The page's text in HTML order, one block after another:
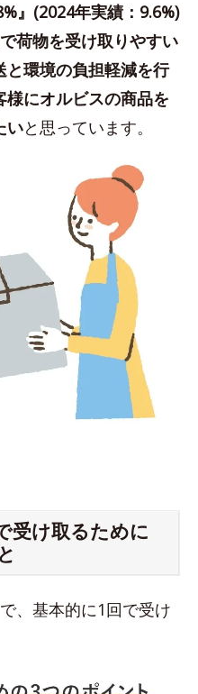
』(2024年実績：9.6%)
荷物を受け取りやすい
環境の負担軽減を行
にオルビスの商品を
いと思っています。
受け取るために
、基本的に1回で受け